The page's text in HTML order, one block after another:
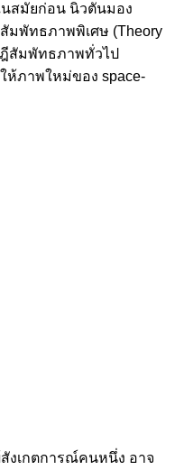
นสมัยก่อน นิวตันมอง
มพัทธภาพพิเศษ (Theory
ฎีสัมพัทธภาพทั่วไป
ให้ภาพใหม่ของ space-
งเกตการณ์คนหนึ่ง อาจ